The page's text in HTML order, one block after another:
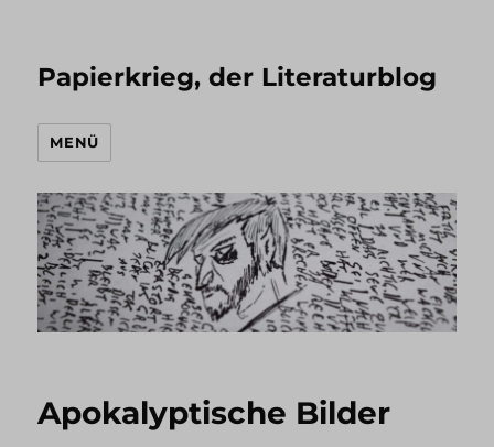
Papierkrieg, der Literaturblog
MENÜ
Apokalyptische Bilder